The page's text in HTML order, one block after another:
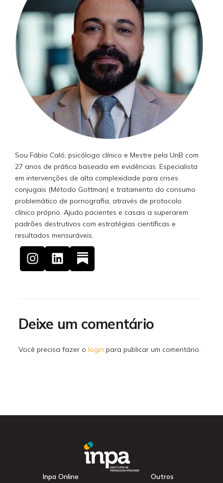
Sou Fábio Caló, psicólogo clínico e Mestre pela UnB com
27 anos de prática baseada em evidências. Especialista
em intervenções de alta complexidade para crises
conjugais (Método Gottman) e tratamento do consumo
problemático de pornografia, através de protocolo
clínico próprio. Ajudo pacientes e casais a superarem
padrões destrutivos com estratégias científicas e
resultados mensuráveis.
Deixe um comentário
Você precisa fazer o login para publicar um comentário.
Inpa Online
Outros